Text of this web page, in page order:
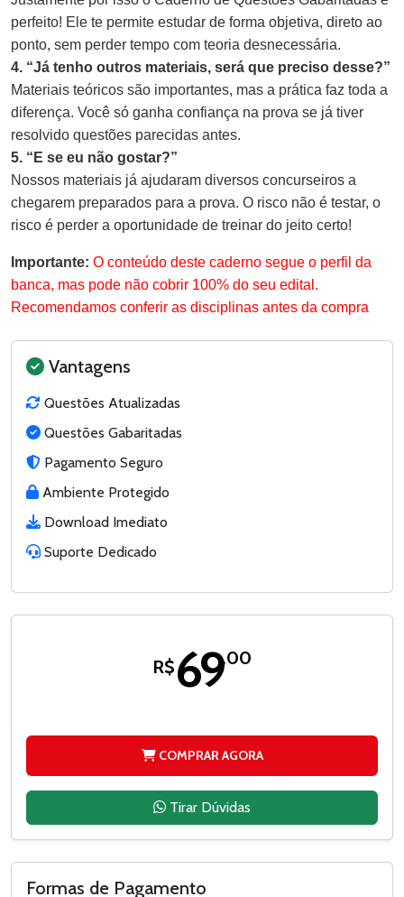
perfeito! Ele te permite estudar de forma objetiva, direto ao
ponto, sem perder tempo com teoria desnecessária.
4. “Já tenho outros materiais, será que preciso desse?”
Materiais teóricos são importantes, mas a prática faz toda a
diferença. Você só ganha confiança na prova se já tiver
resolvido questões parecidas antes.
5. “E se eu não gostar?”
Nossos materiais já ajudaram diversos concurseiros a
chegarem preparados para a prova. O risco não é testar, o
risco é perder a oportunidade de treinar do jeito certo!
Importante: O conteúdo deste caderno segue o perfil da
banca, mas pode não cobrir 100% do seu edital.
Recomendamos conferir as disciplinas antes da compra
Vantagens
Questões Atualizadas
Questões Gabaritadas
Pagamento Seguro
Ambiente Protegido
Download Imediato
Suporte Dedicado
R$69,00
COMPRAR AGORA
Tirar Dúvidas
Formas de Pagamento